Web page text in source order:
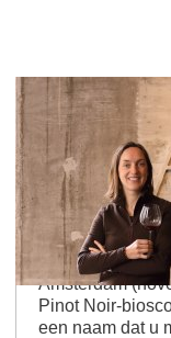
Adams
"Niet
2014)
Amsterdam
Pinot Noir-
een naam dat u